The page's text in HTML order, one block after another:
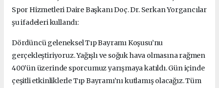
Spor Hizmetleri Daire Başkanı Doç. Dr. Serkan Yorgancılar
şu ifadeleri kullandı:
Dördüncü geleneksel Tıp Bayramı Koşusu’nu
gerçekleştiriyoruz. Yağışlı ve soğuk hava olmasına rağmen
400’ün üzerinde sporcumuz yarışmaya katıldı. Gün içinde
çeşitli etkinliklerle Tıp Bayramı’nı kutlamış olacağız. Tüm